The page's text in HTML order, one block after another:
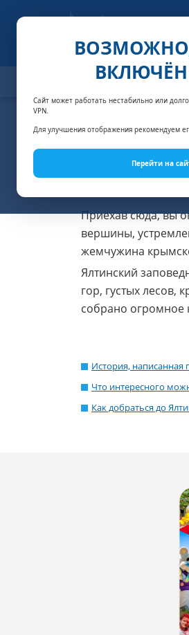
ВКЛЮЧЁН
Сайт может работать нестабильно или
VPN.
Для улучшения отображения рекомендуем
Перейти на
Приехав сюда, вы
вершины,
жемчужина
Ялтинский
гор, густых лесов,
собрано огромное
История, написанная
Что интересного
Как добраться до